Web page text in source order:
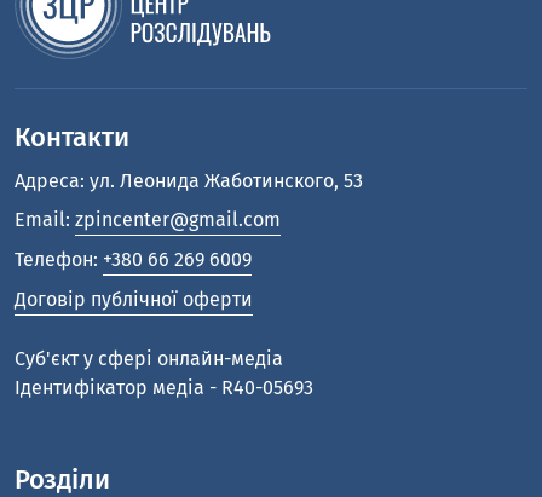
Контакти
Адреса: ул. Леонида Жаботинского, 53
Email: zpincenter@gmail.com
Телефон: +380 66 269 6009
Договір публічної оферти
Cуб'єкт у сфері онлайн-медіа
Ідентифікатор медіа - R40-05693
Розділи